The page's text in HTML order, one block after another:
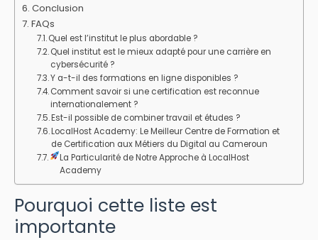
Conclusion
FAQs
Quel est l’institut le plus abordable ?
Quel institut est le mieux adapté pour une carrière en
cybersécurité ?
Y a-t-il des formations en ligne disponibles ?
Comment savoir si une certification est reconnue
internationalement ?
Est-il possible de combiner travail et études ?
LocalHost Academy: Le Meilleur Centre de Formation et
de Certification aux Métiers du Digital au Cameroun
La Particularité de Notre Approche à LocalHost
Academy
Pourquoi cette liste est
importante